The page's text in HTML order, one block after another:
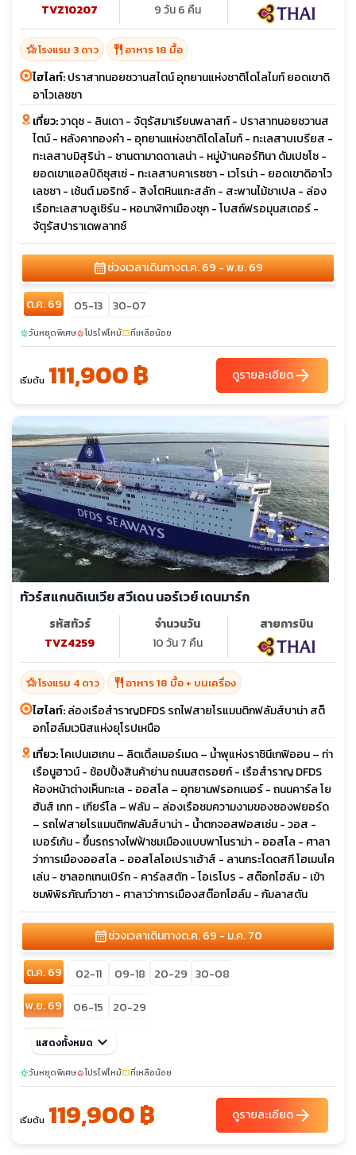
TVZ10207
9 วัน 6 คืน
hotel_classโรงแรม 3 ดาว restaurant อาหาร 18 มื้อ
ไฮไลท์:ปราสาทนอยชวานสไตน์ อุทยานแห่งชาติโดโลไมท์ ยอดเขาดิ
อาโวเลซซา
เที่ยว:วาดุซ - ลินเดา - จัตุรัสมาเรียนพลาสท์ - ปราสาทนอยชวานส
ไตน์ - หลังคาทองคำ - อุทยานแห่งชาติโดโลไมท์ - ทะเลสาบเบรียส -
ทะเลสาบมิสุริน่า - ซานตามาดดาเลน่า - หมู่บ้านคอร์ทินา ดัมเปซโซ -
ยอดเขาแอลป์ดิซุสเซ่ - ทะเลสาบคาเรซซา - เวโรน่า - ยอดเขาดิอาโว
เลซซา - เซ้นต์ มอริทซ์ - สิงโตหินแกะสลัก - สะพานไม้ชาเปล - ล่อง
เรือทะเลสาบลูเซิร์น - หอนาฬิกาเมืองซุก - โบสถ์ฟรอมุนสเตอร์ -
จัตุรัสปาราเดพลาทซ์
calendar_monthช่วงเวลาเดินทางต.ค. 69 - พ.ย. 69
ต.ค. 69 05-13 30-07
sunnyวันหยุดพิเศษlocal_fire_departmentโปรไฟไหม้confirmation_numberที่เหลือน้อย
เริ่มต้น 111,900 ฿ ดูรายละเอียดarrow_forward
ทัวร์สแกนดิเนเวีย สวีเดน นอร์เวย์ เดนมาร์ก
รหัสทัวร์
TVZ4259
จำนวนวัน
10 วัน 7 คืน
สายการบิน
hotel_classโรงแรม 4 ดาว restaurant อาหาร 18 มื้อ + บนเครื่อง
ไฮไลท์:ล่องเรือสำราญDFDS รถไฟสายโรแมนติกฟลัมส์บาน่า สต็
อกโฮล์มเวนิสแห่งยุโรปเหนือ
เที่ยว:โคเปนเฮเกน – ลิตเติ้ลเมอร์เมด – น้ำพุแห่งราชินีเกฟิออน – ท่า
เรือนูฮาวน์ - ช้อปปิ้งสินค้าย่าน ถนนสตรอยก์ - เรือสำราญ DFDS
ห้องหน้าต่างเห็นทะเล - ออสโล – อุทยานฟรอกเนอร์ - ถนนคาร์ล โย
ฮันส์ เกท - เกียร์โล – ฟลัม – ล่องเรือชมความงามของซองฟยอร์ด
– รถไฟสายโรแมนติกฟลัมส์บาน่า - น้ำตกจอสฟอสเซ่น - วอส -
เบอร์เก้น - ขึ้นรถรางไฟฟ้าชมเมืองแบบพาโนราม่า - ออสโล - ศาลา
ว่าการเมืองออสโล - ออสโลโอเปราเฮ้าส์ - ลานกระโดดสกี โฮเมนโค
เล่น - ชาลอทเทนเบิร์ก - คาร์ลสตัท - โอเรโบร - สต๊อกโฮล์ม - เข้า
ชมพิพิธภัณฑ์วาซา - ศาลาว่าการเมืองสต๊อกโฮล์ม - กัมลาสตัน
calendar_monthช่วงเวลาเดินทางต.ค. 69 - ม.ค. 70
ต.ค. 69 02-11 09-18 20-29 30-08
พ.ย. 69
06-15
20-29
ธ.ค. 69
sunny
25-03
แสดงทั้งหมด keyboard_arrow_down
sunnyวันหยุดพิเศษlocal_fire_departmentโปรไฟไหม้confirmation_numberที่เหลือน้อย
เริ่มต้น 119,900 ฿ ดูรายละเอียดarrow_forward